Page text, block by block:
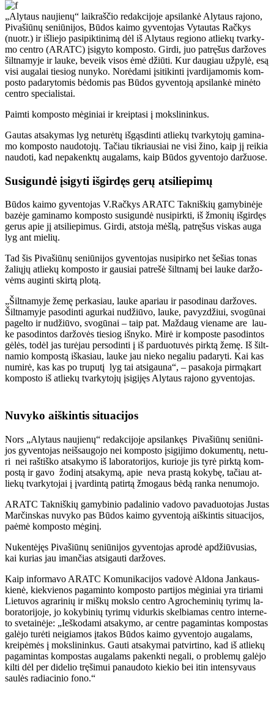
„Aly­taus nau­jie­nų“ laikrašč­io re­dak­ci­jo­je ap­si­lan­kė Aly­taus ra­jo­no,
Pi­va­šiū­nų se­niū­ni­jos, Bū­dos kai­mo gy­ven­to­jas Vy­tau­tas Rač­kys
(nuotr.) ir išlie­jo pa­si­pik­ti­ni­mą dėl iš Aly­taus re­gio­no at­lie­kų tvar­ky­
mo cen­tro (ARATC) įsi­gy­to kom­pos­to. Gir­di, juo pa­trę­šus dar­žo­ves
šilt­na­my­je ir lau­ke, beveik vi­sos ėmė džiū­ti. Kur dau­giau už­py­lė, esą
vi­si au­ga­lai tie­siog nu­ny­ko. No­rė­da­mi įsi­ti­kin­ti įvar­di­ja­mo­mis kom­
pos­to pa­da­ry­to­mis bė­do­mis pas Bū­dos gy­ven­to­ją ap­si­lan­kė mi­nė­to
cen­tro spe­cia­lis­tai.
Pa­im­ti kom­pos­to mė­gi­niai ir kreip­ta­si į moks­li­nin­kus.
Gau­tas at­sa­ky­mas lyg ne­tu­rė­tų iš­gąs­din­ti at­lie­kų tvar­ky­to­jų ga­mi­na­
mo kom­pos­to nau­do­to­jų. Ta­čiau tik­riau­siai ne vi­si ži­no, kaip jį rei­kia
nau­do­ti, kad ne­pa­kenk­tų au­ga­lams, kaip Bū­dos gy­ven­to­jo dar­žuo­se.
Su­si­gun­dė įsi­gy­ti iš­gir­dęs ge­rų at­si­lie­pi­mų
Bū­dos kai­mo gy­ven­to­jas V.Rač­kys ARATC Tak­niš­kių ga­my­bi­nė­je
ba­zė­je ga­mi­na­mo kom­pos­to su­si­gun­dė nu­si­pirk­ti, iš žmo­nių iš­gir­dęs
ge­rus apie jį at­si­lie­pi­mus. Gir­di, at­sto­ja mėš­lą, pa­trę­šus vis­kas au­ga
lyg ant mie­lių.
Tad šis Pi­va­šiū­nų se­niū­ni­jos gy­ven­to­jas nu­si­pir­ko net še­šias to­nas
ža­lių­jų at­lie­kų kom­pos­to ir gau­siai pa­tre­šė šilt­na­mį bei lau­ke dar­žo­
vėms au­gin­ti skir­tą plo­tą.
„Šilt­na­my­je že­mę per­ka­siau, lau­ke apa­riau ir pa­so­di­nau dar­žo­ves.
Šilt­na­my­je pa­so­din­ti agur­kai nu­džiū­vo, lau­ke, pa­vyz­džiui, svo­gū­nai
pa­gel­to ir nu­džiū­vo, svo­gū­nai – taip pat. Maž­daug vie­na­me are lau­
ke pa­so­din­tos dar­žo­vės tie­siog iš­ny­ko. Mi­rė ir kom­pos­te pa­so­din­tos
gė­lės, to­dėl jas tu­rė­jau per­so­din­ti į iš par­duo­tu­vės pirk­tą že­mę. Iš šilt­
na­mio kom­pos­tą iš­ka­siau, lau­ke jau nie­ko ne­ga­liu pa­da­ry­ti. Kai kas
nu­mi­rė, kas kas po tru­pu­tį lyg tai at­si­gau­na“, – pa­sa­ko­ja pir­mą­kart
kom­pos­to iš at­lie­kų tvar­ky­to­jų įsi­gi­jęs Aly­taus ra­jo­no gy­ven­to­jas.
Nu­vy­ko aiš­kin­tis si­tu­a­ci­jos
Nors „Aly­taus nau­jie­nų“ re­dak­ci­jo­je ap­si­lan­kęs Pi­va­šiū­nų se­niū­ni­
jos gy­ven­to­jas ne­iš­sau­go­jo nei kom­pos­to įsi­gi­ji­mo do­ku­men­tų, ne­tu­
ri nei raš­tiš­ko at­sa­ky­mo iš la­bo­ra­to­ri­jos, ku­rio­je jis ty­rė pirk­tą kom­
pos­tą ir ga­vo žo­di­nį at­sa­ky­mą, apie ne­va pras­tą ko­ky­bę, ta­čiau at­
lie­kų tvar­ky­to­jai į įvar­din­tą pa­tir­tą žmo­gaus bė­dą ran­ka ne­nu­mo­jo.
ARATC Tak­niš­kių ga­my­bi­nio pa­da­li­nio va­do­vo pa­va­duo­to­jas Jus­tas
Mar­čins­kas nu­vy­ko pas Bū­dos kai­mo gy­ven­to­ją aiš­kin­tis si­tu­a­ci­jos,
pa­ė­mė kom­pos­to mė­gi­nį.
Nu­ken­tė­jęs Pi­va­šiū­nų se­niū­ni­jos gy­ven­to­jas ap­ro­dė ap­džiū­vu­sias,
kai ku­rias jau iman­čias at­si­gau­ti dar­žo­ves.
Kaip in­for­ma­vo ARATC Ko­mu­ni­ka­ci­jos va­do­vė Al­do­na Jan­kaus­
kie­nė, kiek­vie­nos pa­ga­min­to kom­pos­to par­ti­jos mė­gi­niai yra ti­ria­mi
Lie­tu­vos ag­ra­ri­nių ir miš­kų moks­lo cen­tro Ag­ro­che­mi­nių ty­ri­mų la­
bo­ra­to­ri­jo­je, jo ko­ky­bi­nių ty­ri­mų vi­dur­kis skel­bia­mas cen­tro in­ter­ne­
to sve­tai­nė­je: „Ieš­ko­da­mi at­sa­ky­mo, ar cen­tre pa­ga­min­tas kom­pos­tas
ga­lė­jo tu­rė­ti ne­igia­mos įta­kos Bū­dos kai­mo gy­ven­to­jo au­ga­lams,
krei­pė­mės į moks­li­nin­kus. Gau­ti at­sa­ky­mai pa­tvir­ti­no, kad iš at­lie­kų
pa­ga­min­tas kom­pos­tas au­ga­lams pa­kenk­ti ne­ga­li, o pro­ble­mų ga­lė­jo
kil­ti dėl per di­de­lio trę­ši­mui pa­nau­do­to kie­kio bei itin in­ten­sy­vaus
sau­lės ra­dia­ci­nio fo­no.“